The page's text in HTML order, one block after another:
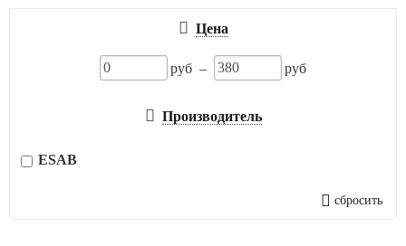
Цена
руб – руб
Производитель
ESAB
сбросить